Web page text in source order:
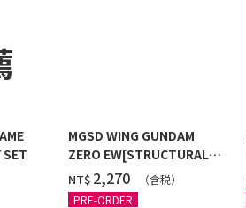
SET
MGSD WING GUNDAM
ZERO EW[STRUCTURAL
COATING/BLACK] [2026年
12月發送]
NT$ ‌2,270
（含税）
PRE-ORDER